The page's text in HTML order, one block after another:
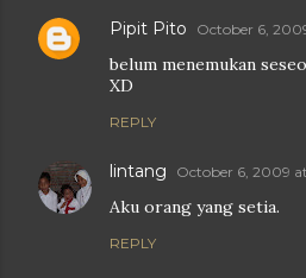
Pipit Pito October 6,
belum menemukan
XD
REPLY
lintang October 6, 2009
Aku orang yang setia.
REPLY